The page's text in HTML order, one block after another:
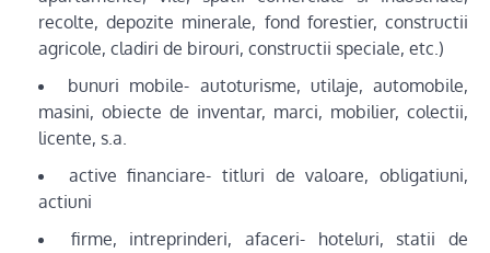
recolte, depozite minerale, fond forestier, constructii
agricole, cladiri de birouri, constructii speciale, etc.)
bunuri mobile- autoturisme, utilaje, automobile,
masini, obiecte de inventar, marci, mobilier, colectii,
licente, s.a.
active financiare- titluri de valoare, obligatiuni,
actiuni
firme, intreprinderi, afaceri- hoteluri, statii de